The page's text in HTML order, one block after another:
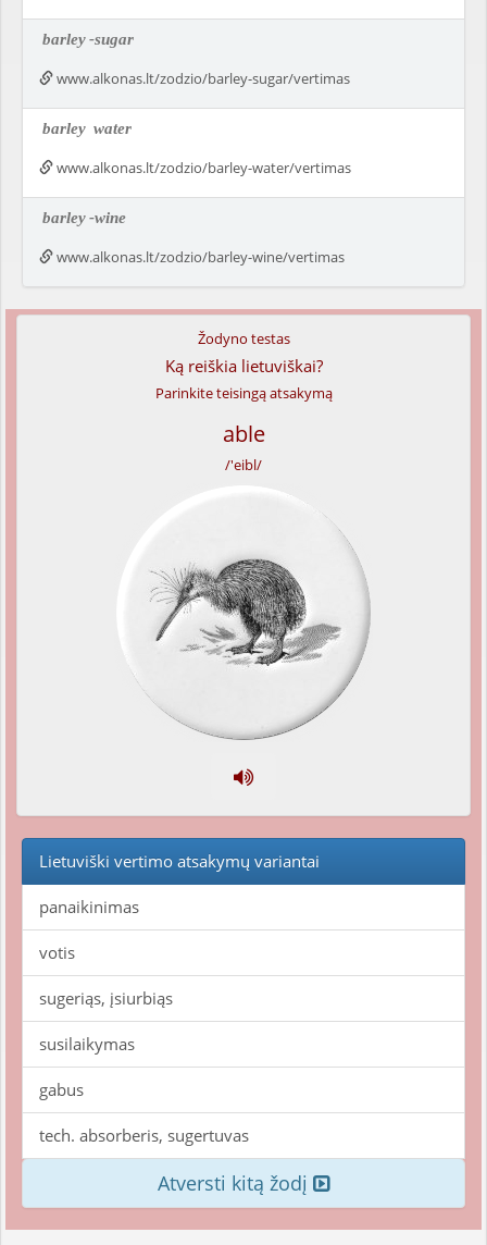
barley-sugar
www.alkonas.lt/zodzio/barley-sugar/vertimas
barley water
www.alkonas.lt/zodzio/barley-water/vertimas
barley-wine
www.alkonas.lt/zodzio/barley-wine/vertimas
Žodyno testas
Ką reiškia lietuviškai?
Parinkite teisingą atsakymą
able
/'eibl/
Lietuviški vertimo atsakymų variantai
panaikinimas
votis
sugeriąs, įsiurbiąs
susilaikymas
gabus
tech. absorberis, sugertuvas
Atversti kitą žodį